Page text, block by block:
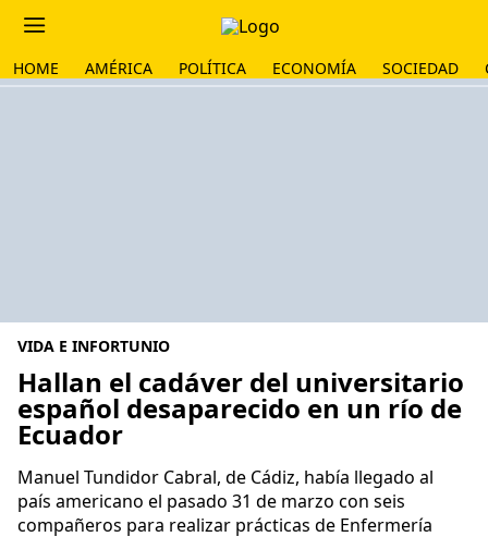
HOME AMÉRICA POLÍTICA ECONOMÍA SOCIEDAD
VIDA E INFORTUNIO
Hallan el cadáver del universitario
español desaparecido en un río de
Ecuador
Manuel Tundidor Cabral, de Cádiz, había llegado al
país americano el pasado 31 de marzo con seis
compañeros para realizar prácticas de Enfermería